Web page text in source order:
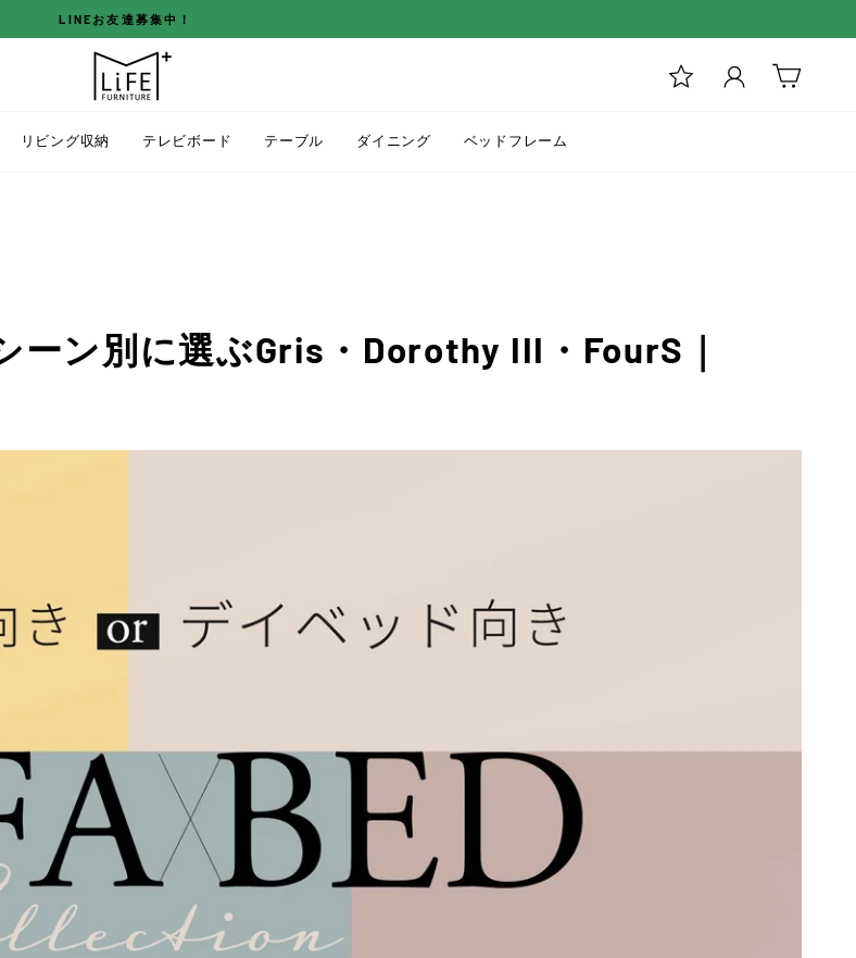
ラ
イ
る
LINEお友達募集中！
ログイン
リビング収納 テレビボード テーブル ダイニング ベッドフレーム
ン別に選ぶGris・Dorothy III・FourS｜